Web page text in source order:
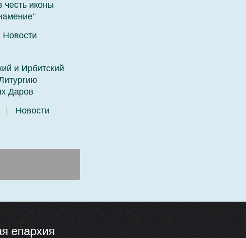
честь иконы
Новости
и Ирбитский
Даров
| Новости
епархия